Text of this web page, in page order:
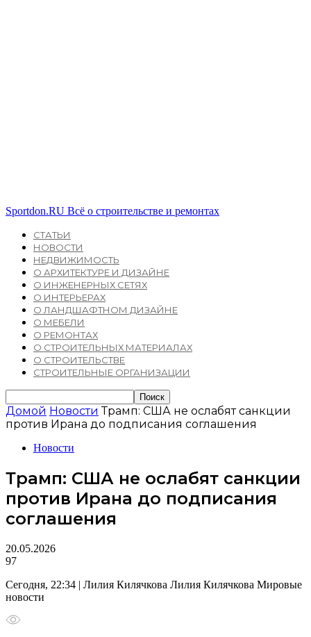
Sportdon.RU Всё о строительстве и ремонтах
СТАТЬИ
НОВОСТИ
НЕДВИЖИМОСТЬ
О АРХИТЕКТУРЕ И ДИЗАЙНЕ
О ИНЖЕНЕРНЫХ СЕТЯХ
О ИНТЕРЬЕРАХ
О ЛАНДШАФТНОМ ДИЗАЙНЕ
О МЕБЕЛИ
О РЕМОНТАХ
О СТРОИТЕЛЬНЫХ МАТЕРИАЛАХ
О СТРОИТЕЛЬСТВЕ
СТРОИТЕЛЬНЫЕ ОРГАНИЗАЦИИ
Домой Новости Трамп: США не ослабят санкции
против Ирана до подписания соглашения
Новости
Трамп: США не ослабят санкции
против Ирана до подписания
соглашения
20.05.2026
97
Сегодня, 22:34 | Лилия Килячкова Лилия Килячкова Мировые
новости